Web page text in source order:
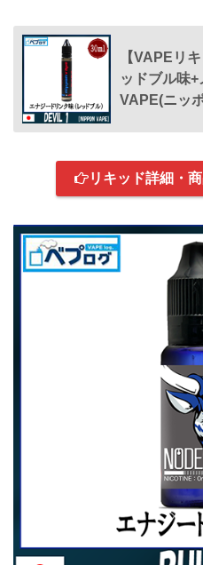
【VAPEリ
ッドブル味
VAPE(ニッ
リキッド詳細・